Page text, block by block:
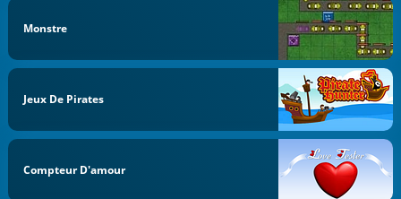
Monstre
Jeux De Pirates
Compteur D'amour